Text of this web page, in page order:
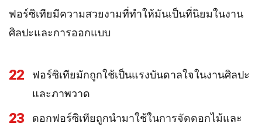
ฟอร์ซิเทียมีความสวยงามที่ทำให้มันเป็นที่นิยมในงาน
ศิลปะและการออกแบบ
22
ฟอร์ซิเทียมักถูกใช้เป็นแรงบันดาลใจในงานศิลปะ
และภาพวาด
23
ดอกฟอร์ซิเทียถูกนำมาใช้ในการจัดดอกไม้และ